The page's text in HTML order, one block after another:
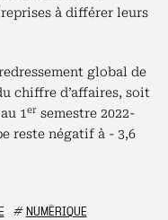
à différer leurs
global de
chiffre d’affaires, soit
1 er semestre 2022-
reste négatif à - 3,6
# NUMÉRIQUE